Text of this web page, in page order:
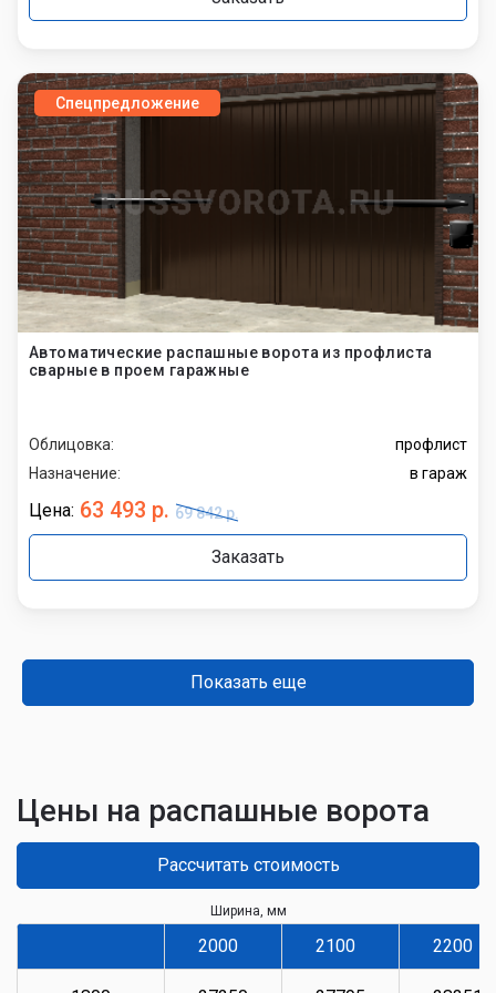
Спецпредложение
Автоматические распашные ворота из профлиста
сварные в проем гаражные
Облицовка:
профлист
Назначение:
в гараж
Цена: 63 493 р. 69 842 р.
Заказать
Показать еще
Цены на распашные ворота
Рассчитать стоимость
Ширина, мм
2000 2100 2200